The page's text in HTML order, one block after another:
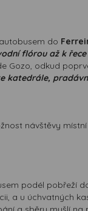
do
flórou až k řece
Gozo, odkud
katedrále,
návštěvy
podél pobřeží
a u úchvatných